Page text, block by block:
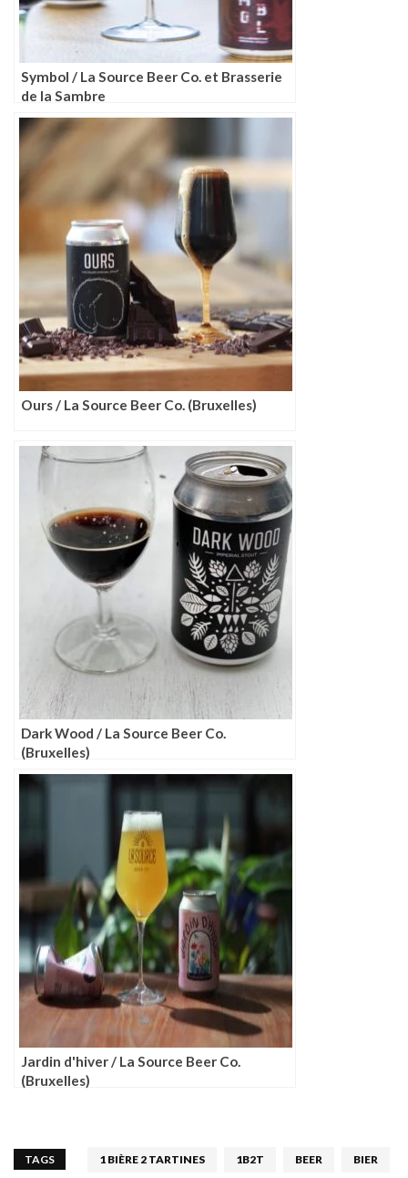
Symbol / La Source Beer Co. et Brasserie
de la Sambre
Ours / La Source Beer Co. (Bruxelles)
Dark Wood / La Source Beer Co.
(Bruxelles)
Jardin d'hiver / La Source Beer Co.
(Bruxelles)
TAGS 1 BIÈRE 2 TARTINES 1B2T BEER BIER